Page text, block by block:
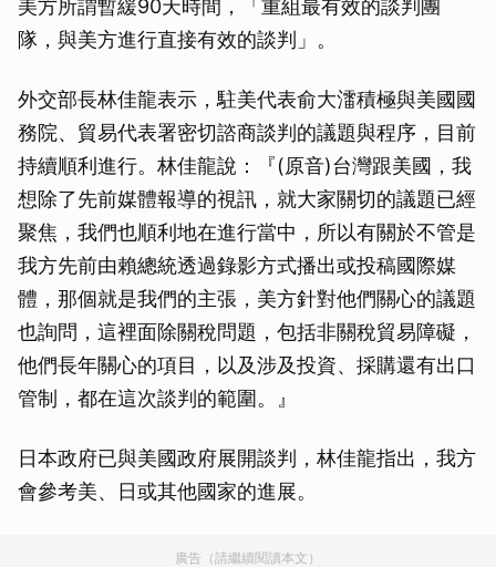
美方所謂暫緩90天時間，「重組最有效的談判團
隊，與美方進行直接有效的談判」。
外交部長林佳龍表示，駐美代表俞大㵢積極與美國國
務院、貿易代表署密切諮商談判的議題與程序，目前
持續順利進行。林佳龍說：『(原音)台灣跟美國，我
想除了先前媒體報導的視訊，就大家關切的議題已經
聚焦，我們也順利地在進行當中，所以有關於不管是
我方先前由賴總統透過錄影方式播出或投稿國際媒
體，那個就是我們的主張，美方針對他們關心的議題
也詢問，這裡面除關稅問題，包括非關稅貿易障礙，
他們長年關心的項目，以及涉及投資、採購還有出口
管制，都在這次談判的範圍。』
日本政府已與美國政府展開談判，林佳龍指出，我方
會參考美、日或其他國家的進展。
廣告（請繼續閱讀本文）